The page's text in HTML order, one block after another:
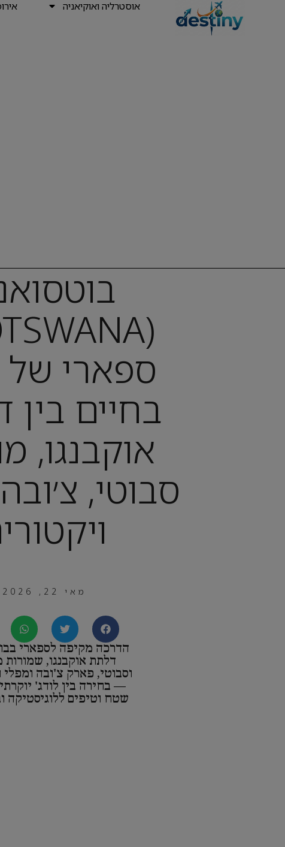
אוסטרליה ואוקיאניה
ספארי
בחיים
אוקבנגו,
סבוטי,
מאי 22, 2026
הדרכה מקיפה לספארי
דלתת אוקבנגו, שמורות
וסבוטי, פארק צ'ובה ומפלי
— בחירה בין לודג'
שטח וטיפים ללוגיסטיקה